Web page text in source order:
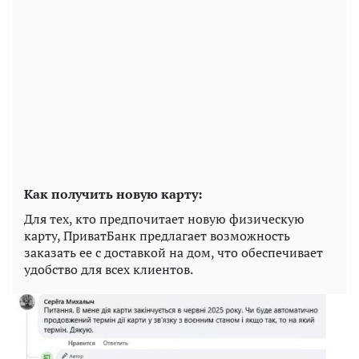
Как получить новую карту:
Для тех, кто предпочитает новую физическую
карту, ПриватБанк предлагает возможность
заказать ее с доставкой на дом, что обеспечивает
удобство для всех клиентов.